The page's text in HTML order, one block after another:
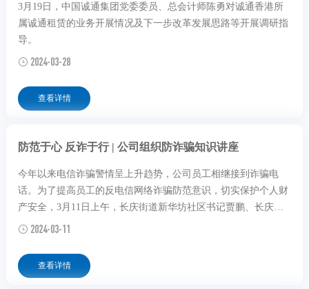
3月19日，中国诚通集团党委委员、总会计师陈勇对诚通香港所
属诚通租赁的业务开展情况及下一步改革发展思路等开展调研指
导。
2024-03-28
查看详情
防范于心 反诈于行 | 公司组织防诈骗知识讲座
今年以来电信诈骗警情呈上升趋势，公司员工相继接到诈骗电
话。为了提高员工的反电信网络诈骗防范意识，切实保护个人财
产安全，3月11日上午，长庆街道新华坊社区书记贾鹏、长庆派
出所民警杜国荣与国信证券体育场路营业部义警舒旦专程来公司
州两地共计50余人参加。
2024-03-11
查看详情